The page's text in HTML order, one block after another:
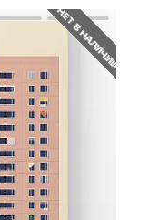
НЕТ В НАЛИЧИИ